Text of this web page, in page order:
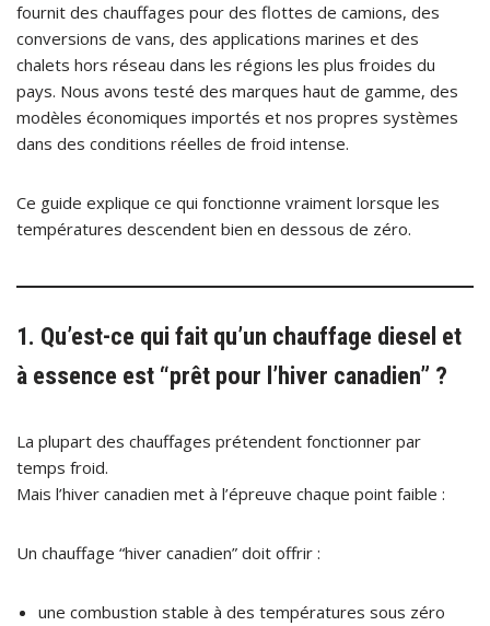
fournit des chauffages pour des flottes de camions, des
conversions de vans, des applications marines et des
chalets hors réseau dans les régions les plus froides du
pays. Nous avons testé des marques haut de gamme, des
modèles économiques importés et nos propres systèmes
dans des conditions réelles de froid intense.
Ce guide explique ce qui fonctionne vraiment lorsque les
températures descendent bien en dessous de zéro.
1. Qu’est-ce qui fait qu’un chauffage diesel et
à essence est “prêt pour l’hiver canadien” ?
La plupart des chauffages prétendent fonctionner par
temps froid.
Mais l’hiver canadien met à l’épreuve chaque point faible :
Un chauffage “hiver canadien” doit offrir :
une combustion stable à des températures sous zéro